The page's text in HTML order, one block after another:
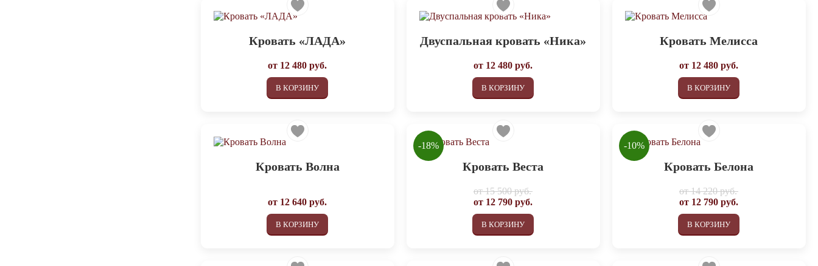
Кровать «ЛАДА»
от 12 480 руб.
В КОРЗИНУ
Двуспальная кровать «Ника»
от 12 480 руб.
В КОРЗИНУ
Кровать Мелисса
от 12 480 руб.
В КОРЗИНУ
Кровать Волна
от 12 640 руб.
В КОРЗИНУ
Кровать Веста
от15 500 руб.
от 12 790 руб.
В КОРЗИНУ
-18%
Кровать Белона
от14 220 руб.
от 12 790 руб.
В КОРЗИНУ
-10%